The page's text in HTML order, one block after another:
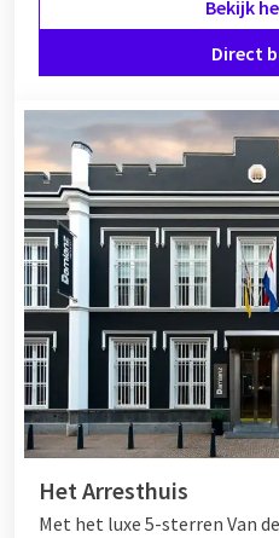
Bekijk
Direct
Het Arresthuis
Met het luxe 5-sterren Van